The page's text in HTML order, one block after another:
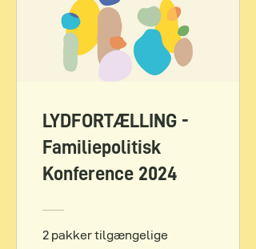
LYDFORTÆLLING -
Familiepolitisk
Konference 2024
2 pakker tilgængelige